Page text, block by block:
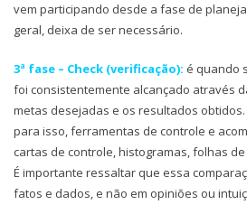
vem participando desde a fase de
geral, deixa de ser necessário.
3ª fase – Check (verificação): é quando
foi consistentemente alcançado através
metas desejadas e os resultados
para isso, ferramentas de controle e
cartas de controle, histogramas, folhas
É importante ressaltar que essa
fatos e dados, e não em opiniões ou